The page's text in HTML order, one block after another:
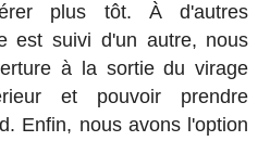
plus tôt. À d'autres
est suivi d'un autre, nous
à la sortie du virage
et pouvoir prendre
Enfin, nous avons l'option